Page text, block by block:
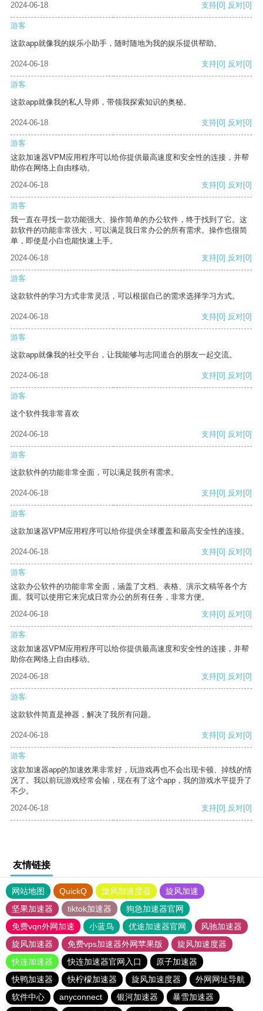
2024-06-18 支持[0] 反对[0]
游客
这款app就像我的娱乐小助手，随时随地为我的娱乐提供帮助。
2024-06-18 支持[0] 反对[0]
游客
这款app就像我的私人导师，带领我探索知识的奥秘。
2024-06-18 支持[0] 反对[0]
游客
这款加速器VPM应用程序可以给你提供最高速度和安全性的连接，并帮
助你在网络上自由移动。
2024-06-18
支持[0] 反对[0]
游客
我一直在寻找一款功能强大、操作简单的办公软件，终于找到了它。这
款软件的功能非常强大，可以满足我日常办公的所有需求。操作也很简
单，即使是小白也能快速上手。
2024-06-18
支持[0] 反对[0]
游客
这款软件的学习方式非常灵活，可以根据自己的需求选择学习方式。
2024-06-18 支持[0] 反对[0]
游客
这款app就像我的社交平台，让我能够与志同道合的朋友一起交流。
2024-06-18 支持[0] 反对[0]
游客
这个软件我非常喜欢
2024-06-18 支持[0] 反对[0]
游客
这款软件的功能非常全面，可以满足我所有需求。
2024-06-18 支持[0] 反对[0]
游客
这款加速器VPM应用程序可以给你提供全球覆盖和最高安全性的连接。
2024-06-18 支持[0] 反对[0]
游客
这款办公软件的功能非常全面，涵盖了文档、表格、演示文稿等各个方
面。我可以使用它来完成日常办公的所有任务，非常方便。
2024-06-18
支持[0] 反对[0]
游客
这款加速器VPM应用程序可以给你提供最高速度和安全性的连接，并帮
助你在网络上自由移动。
2024-06-18
支持[0] 反对[0]
游客
这款软件简直是神器，解决了我所有问题。
2024-06-18 支持[0] 反对[0]
游客
这款加速器app的加速效果非常好，玩游戏再也不会出现卡顿、掉线的情
况了。我以前玩游戏经常会输，现在有了这个app，我的游戏水平提升了
不少。
2024-06-18
支持[0] 反对[0]
友情链接
网站地图 QuickQ 旋风加速度器
旋风加速
坚果加速器
tiktok加速器
狗急加速器官网
免费vqn外网加速
小蓝鸟 优途加速器官网
风驰加速器
旋风加速器
免费vps加速器外网苹果版
旋风加速度器
快连加速器
快连加速器官网入口
原子加速器
快鸭加速器
快柠檬加速器 旋风加速度器
外网网址导航
软件中心
anyconnect 银河加速器
暴雪加速器